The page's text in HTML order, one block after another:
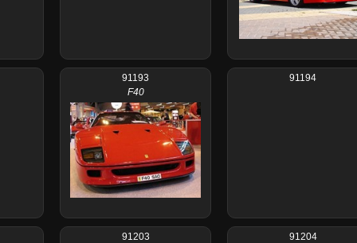
91193
F40
91194
91203 91204